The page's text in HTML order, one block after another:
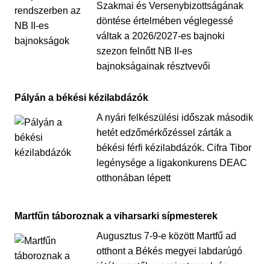
Szakmai és Versenybizottságának
döntése értelmében véglegessé
váltak a 2026/2027-es bajnoki
szezon felnőtt NB II-es
bajnokságainak résztvevői
Pályán a békési kézilabdázók
A nyári felkészülési időszak második
hetét edzőmérkőzéssel zárták a
békési férfi kézilabdázók. Cifra Tibor
legénysége a ligakonkurens DEAC
otthonában lépett
Martfűn táboroznak a viharsarki sípmesterek
Augusztus 7-9-e között Martfű ad
otthont a Békés megyei labdarúgó